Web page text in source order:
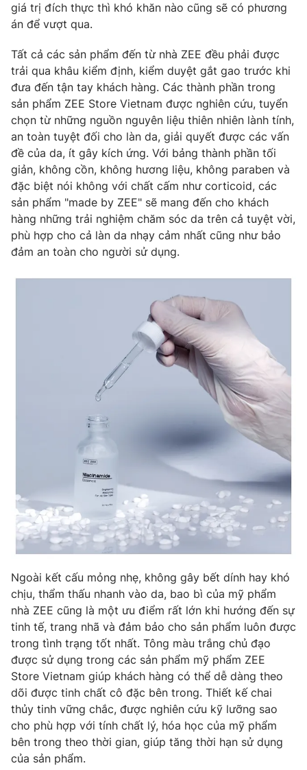
® Cấm sao chép dưới mọi hình thức nếu không có sự chấp
thuận bằng văn bản. Ghi rõ nguồn VTV.vn khi phát hành lại
thông tin từ website này.
giá trị đích thực thì khó khăn nào cũng sẽ có phương
án để vượt qua.
Tất cả các sản phẩm đến từ nhà ZEE đều phải được
trải qua khâu kiểm định, kiểm duyệt gắt gao trước khi
đưa đến tận tay khách hàng. Các thành phần trong
sản phẩm ZEE Store Vietnam được nghiên cứu, tuyển
chọn từ những nguồn nguyên liệu thiên nhiên lành tính,
an toàn tuyệt đối cho làn da, giải quyết được các vấn
đề của da, ít gây kích ứng. Với bảng thành phần tối
giản, không cồn, không hương liệu, không paraben và
đặc biệt nói không với chất cấm như corticoid, các
sản phẩm "made by ZEE" sẽ mang đến cho khách
hàng những trải nghiệm chăm sóc da trên cả tuyệt vời,
phù hợp cho cả làn da nhạy cảm nhất cũng như bảo
đảm an toàn cho người sử dụng.
Ngoài kết cấu mỏng nhẹ, không gây bết dính hay khó
chịu, thẩm thấu nhanh vào da, bao bì của mỹ phẩm
nhà ZEE cũng là một ưu điểm rất lớn khi hướng đến sự
tinh tế, trang nhã và đảm bảo cho sản phẩm luôn được
trong tình trạng tốt nhất. Tông màu trắng chủ đạo
được sử dụng trong các sản phẩm mỹ phẩm ZEE
Store Vietnam giúp khách hàng có thể dễ dàng theo
dõi được tinh chất cô đặc bên trong. Thiết kế chai
thủy tinh vững chắc, được nghiên cứu kỹ lưỡng sao
cho phù hợp với tính chất lý, hóa học của mỹ phẩm
bên trong theo thời gian, giúp tăng thời hạn sử dụng
của sản phẩm.